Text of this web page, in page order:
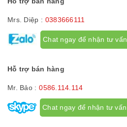
Mrs. Diệp : 0383666111
Chat ngay để nhận tư vấn
Hỗ trợ bán hàng
Mr. Bảo : 0586.114.114
Chat ngay để nhận tư vấn